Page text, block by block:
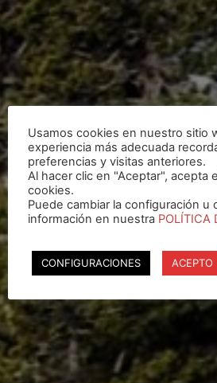
Usamos cookies en nuestro sitio
experiencia más adecuada
preferencias y visitas anteriores.
Al hacer clic en "Aceptar", acepta
cookies.
Puede cambiar la configuración u
información en nuestra POLÍTICA
CONFIGURACIONES ACEPTO